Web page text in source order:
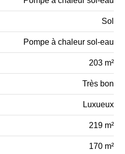
Sol
Pompe à chaleur sol-eau
203 m²
Très bon
Luxueux
219 m²
170 m²